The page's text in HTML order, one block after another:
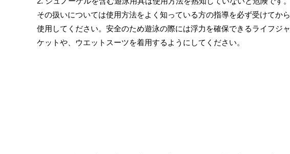
その扱いについては使用方法をよく知っている方の指導を必ず受けてから
使用してください。安全のため遊泳の際には浮力を確保できるライフジャ
ケットや、ウエットスーツを着用するようにしてください。